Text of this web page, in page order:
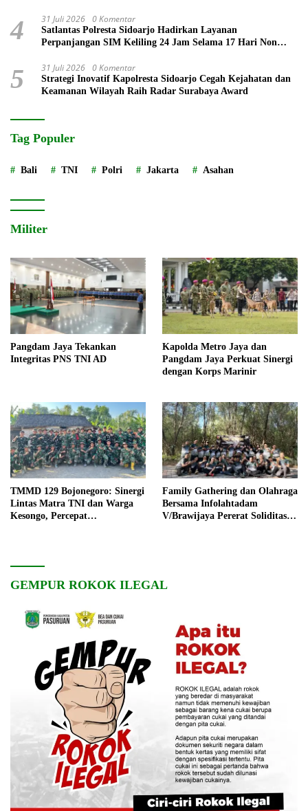
4 31 Juli 2026 0 Komentar
Satlantas Polresta Sidoarjo Hadirkan Layanan
Perpanjangan SIM Keliling 24 Jam Selama 17 Hari Non
5 31 Juli 2026 0 Komentar
Strategi Inovatif Kapolresta Sidoarjo Cegah Kejahatan dan
Keamanan Wilayah Raih Radar Surabaya Award
Tag Populer
Bali TNI Polri Jakarta Asahan
Militer
Pangdam Jaya Tekankan
Integritas PNS TNI AD
Kapolda Metro Jaya dan
Pangdam Jaya Perkuat Sinergi
dengan Korps Marinir
TMMD 129 Bojonegoro: Sinergi
Lintas Matra TNI dan Warga
Kesongo, Percepat
Family Gathering dan Olahraga
Bersama Infolahtadam
V/Brawijaya Pererat Soliditas
GEMPUR ROKOK ILEGAL